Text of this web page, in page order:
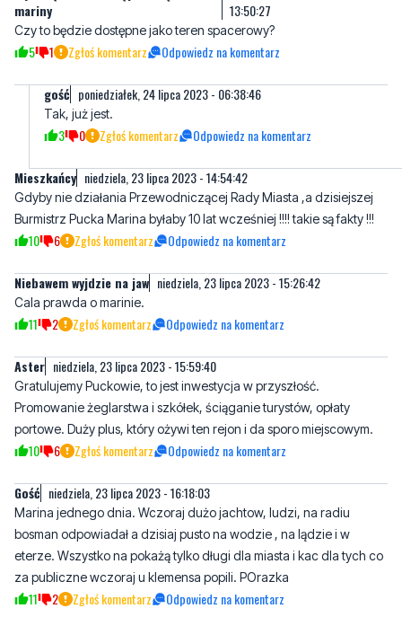
gość poniedziałek, 24 lipca 2023 - 06:38:46
Tak, już jest.
Mieszkańcy niedziela, 23 lipca 2023 - 14:54:42
Gdyby nie działania Przewodniczącej Rady Miasta ,a dzisiejszej
10 6 Zgłoś komentarz Odpowiedz na komentarz
Niebawem wyjdzie na jaw niedziela, 23 lipca 2023 - 15:26:42
Cala prawda o marinie.
Aster niedziela, 23 lipca 2023 - 15:59:40
Gratulujemy Puckowie, to jest inwestycja w przyszłość.
portowe. Duży plus, który ożywi ten rejon i da sporo miejscowym.
10 6 Zgłoś komentarz Odpowiedz na komentarz
Gość niedziela, 23 lipca 2023 - 16:18:03
Marina jednego dnia. Wczoraj dużo jachtow, ludzi, na radiu
eterze. Wszystko na pokażą tylko długi dla miasta i kac dla tych co
za publiczne wczoraj u klemensa popili. POrazka
11 2 Zgłoś komentarz Odpowiedz na komentarz
Przyzwyczajony niedziela, 23 lipca 2023 - 16:59:53
Brawo Pani Hanka a nie jak poprzednicy kwiatki, kwiatki i nic po za